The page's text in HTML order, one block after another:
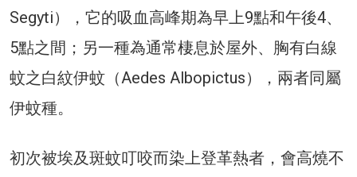
Segyti），它的吸血高峰期為早上9點和午後4、
5點之間；另一種為通常棲息於屋外、胸有白線
蚊之白紋伊蚊（Aedes Albopictus），兩者同屬
伊蚊種。
初次被埃及斑蚊叮咬而染上登革熱者，會高燒不